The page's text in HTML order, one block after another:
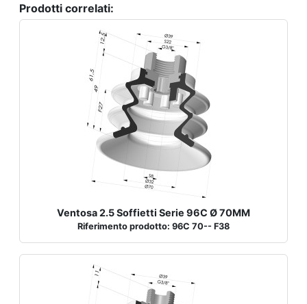
Prodotti correlati:
Ventosa 2.5 Soffietti Serie 96C Ø 70MM
Riferimento prodotto: 96C 70-- F38